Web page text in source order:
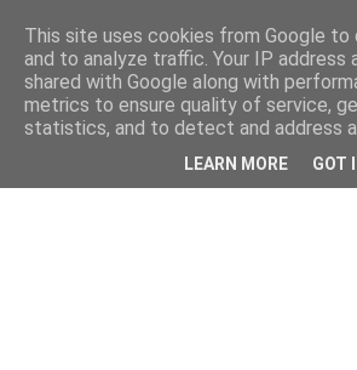
This site uses cookies from Google to
and to analyze traffic. Your IP address
shared with Google along with
metrics to ensure quality of service,
statistics, and to detect and address
LEARN MORE GOT